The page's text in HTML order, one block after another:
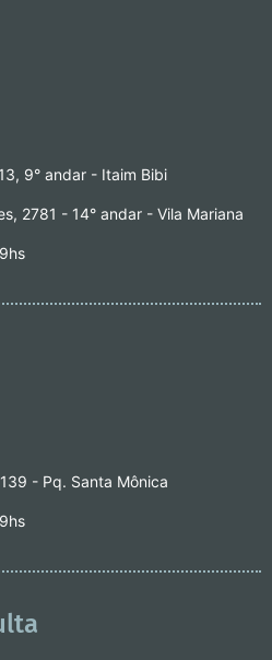
9° andar - Itaim Bibi
2781 - 14° andar - Vila Mariana
- Pq. Santa Mônica